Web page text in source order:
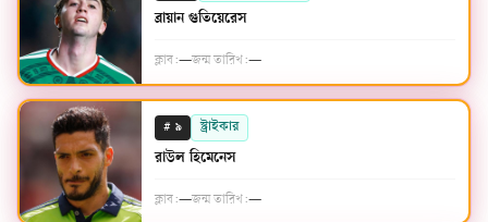
ব্রায়ান গুতিয়েরেস
ক্লাব:—জন্ম তারিখ:—
# ৯ স্ট্রাইকার
রাউল হিমেনেস
ক্লাব:—জন্ম তারিখ:—